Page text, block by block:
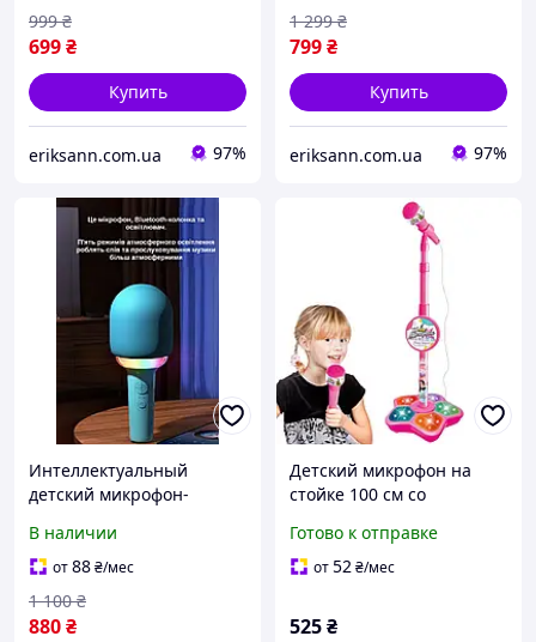
699₴
999 ₴
Купить
eriksann.com.ua 97%
799₴
1 299 ₴
Купить
eriksann.com.ua 97%
Интеллектуальный
детский микрофон-
сменой голоса
В наличии
от88₴/мес
880₴
1 100 ₴
Детский микрофон на
стойке 100 см со
эффектами, Караоке
игрушка для домашних
Готово к отправке
от52₴/мес
525₴